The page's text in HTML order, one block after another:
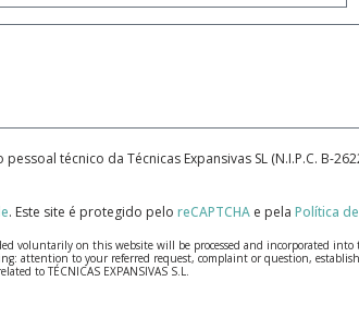
técnico da Técnicas Expansivas SL (N.I.P.C.
. Este site é protegido pelo reCAPTCHA e pela Política
voluntarily on this website will be processed and incorporated
attention to your referred request, complaint or question,
to TÉCNICAS EXPANSIVAS S.L.
the utmost confidentiality and shall comply with all the